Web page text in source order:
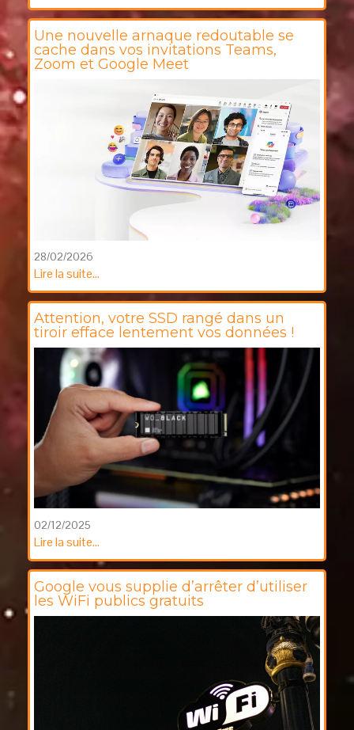
Une nouvelle arnaque redoutable se
cache dans vos invitations Teams,
Zoom et Google Meet
28/02/2026
Lire la suite...
Attention, votre SSD rangé dans un
tiroir efface lentement vos données !
02/12/2025
Lire la suite...
Google vous supplie d’arrêter d’utiliser
les WiFi publics gratuits